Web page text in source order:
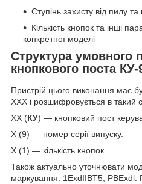
Ступінь захисту від пилу
Кількість кнопок та інші
конкретної моделі
Структура умовного
кнопкового поста КУ-
Пристрій цього виконання має
ХХХ і розшифровується в такий
ХХ (КУ) — кнопковий пост
Х (9) — номер серії випуску.
Х (1) — кількість кнопок.
Також актуально уточнювати
маркування: 1ЕxdIIBT5,